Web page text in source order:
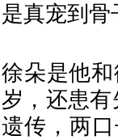
是真宠到骨
徐朵是他
岁，还患
遗传，两